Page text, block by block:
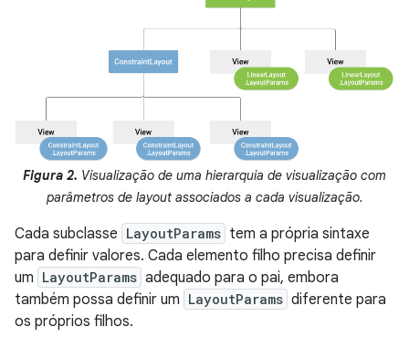
Figura 2. Visualização de uma hierarquia de visualização com
parâmetros de layout associados a cada visualização.
Cada subclasse LayoutParams tem a própria sintaxe
para definir valores. Cada elemento filho precisa definir
um LayoutParams adequado para o pai, embora
também possa definir um LayoutParams diferente para
os próprios filhos.